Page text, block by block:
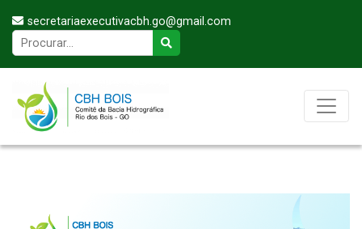
secretariaexecutivacbh.go@gmail.com